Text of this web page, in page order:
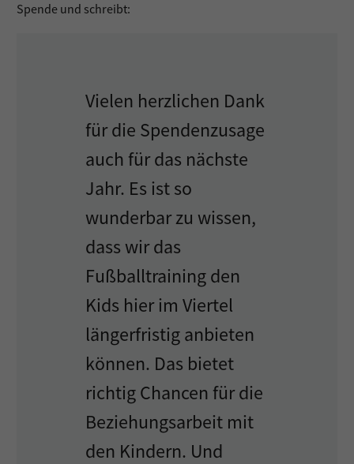
Spende und schreibt:
Vielen herzlichen Dank
für die Spendenzusage
auch für das nächste
Jahr. Es ist so
wunderbar zu wissen,
dass wir das
Fußballtraining den
Kids hier im Viertel
längerfristig anbieten
können. Das bietet
richtig Chancen für die
Beziehungsarbeit mit
den Kindern. Und